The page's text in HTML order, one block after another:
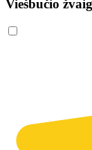
Viešbučio